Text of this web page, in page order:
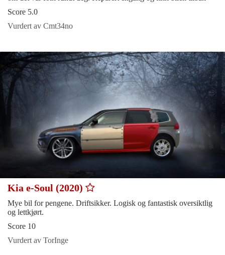
Score 5.0
Vurdert av Cmt34no
Kia e-Soul (2020)
Mye bil for pengene. Driftsikker. Logisk og fantastisk oversiktlig
og lettkjørt.
Score 10
Vurdert av TorInge